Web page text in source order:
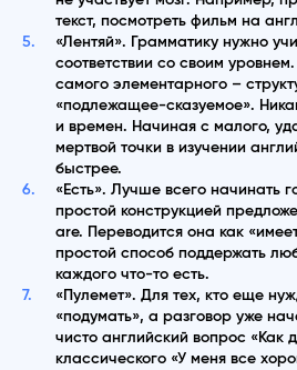
текст, посмотреть фильм на
«Лентяй». Грамматику нужно
соответствии со своим
самого элементарного –
«подлежащее-сказуемое».
и времен. Начиная с малого,
мертвой точки в изучении
быстрее.
«Есть». Лучше всего начинать
простой конструкцией
are. Переводится она как
простой способ поддержать
каждого что-то есть.
«Пулемет». Для тех, кто еще
«подумать», а разговор уже
чисто английский вопрос «Как
классического «У меня все